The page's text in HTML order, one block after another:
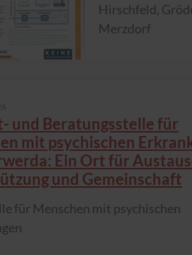
Hirschfeld,
Merzdorf
und Beratungsstelle für
mit psychischen
Ein Ort für
und Gemeinschaft
für Menschen mit psychischen